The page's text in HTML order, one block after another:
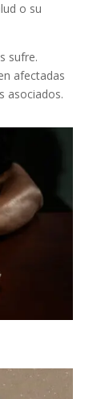
o su
sufre.
afectadas
asociados.